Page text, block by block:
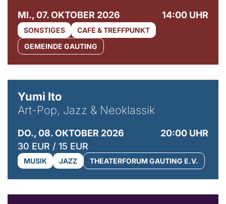
MI., 07. OKTOBER 2026 14:00 UHR
SONSTIGES
CAFÉ & TREFFPUNKT
GEMEINDE GAUTING
Yumi Ito
Art-Pop, Jazz & Neoklassik
DO., 08. OKTOBER 2026
20:00 UHR
30 EUR / 15 EUR
MUSIK JAZZ THEATERFORUM GAUTING E.V.